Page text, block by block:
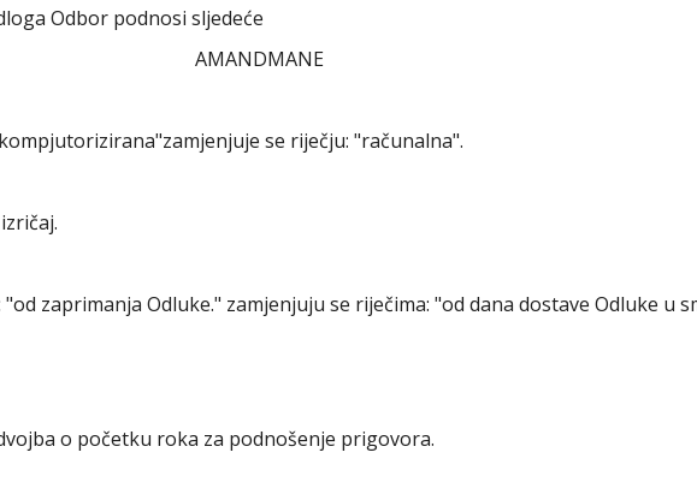
Odbor podnosi sljedeće
AMANDMANE
se riječju: "računalna".
zaprimanja Odluke." zamjenjuju se riječima: "od dana dostave Odluke u
o početku roka za podnošenje prigovora.